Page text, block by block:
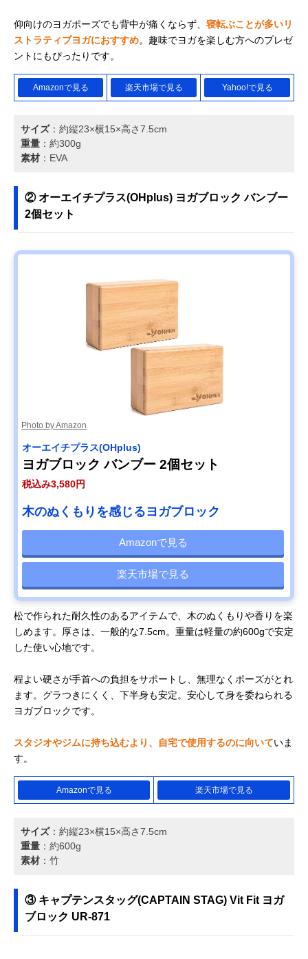
仰向けのヨガポーズでも背中が痛くならず、 寝転ぶことが多いリ
ストラティブヨガにおすすめ。趣味でヨガを楽しむ方へのプレゼ
ントにもぴったりです。
Amazonで見る 楽天市場で見る Yahoo!で見る
サイズ：約縦23×横15×高さ7.5cm
重量 ：約300g
素材 ：EVA
② オーエイチプラス(OHplus) ヨガブロック バンブー
2個セット
Photo by Amazon
オーエイチプラス(OHplus)
ヨガブロック バンブー 2個セット
税込み3,580円
木のぬくもりを感じるヨガブロック
Amazonで見る
楽天市場で見る
松で作られた耐久性のあるアイテムで、木のぬくもりや香りを楽
しめます。厚さは、一般的な7.5cm。重量は軽量の約600gで安定
した使い心地です。
程よい硬さが手首への負担をサポートし、無理なくポーズがとれ
ます。グラつきにくく、下半身も安定。安心して身を委ねられる
ヨガブロックです。
スタジオやジムに持ち込むより、自宅で使用するのに向いていま
す。
Amazonで見る 楽天市場で見る
サイズ：約縦23×横15×高さ7.5cm
重量 ：約600g
素材 ：竹
③ キャプテンスタッグ(CAPTAIN STAG) Vit Fit ヨガ
ブロック UR-871